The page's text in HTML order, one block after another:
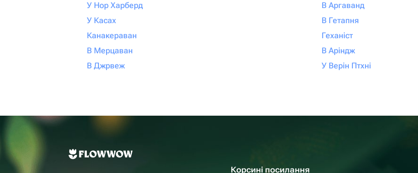
У Нор Харберд
У Касах
Канакераван
В Мерцаван
В Джрвеж
В Аргаванд
В Гетапня
Геханіст
В Аріндж
У Верін Птхні
Корсині посилання